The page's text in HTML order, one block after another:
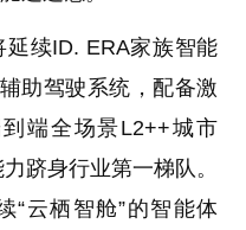
延续ID. ERA家族智能
助驾驶系统，配备激
端全场景L2++城市
跻身行业第一梯队。
“云栖智舱”的智能体